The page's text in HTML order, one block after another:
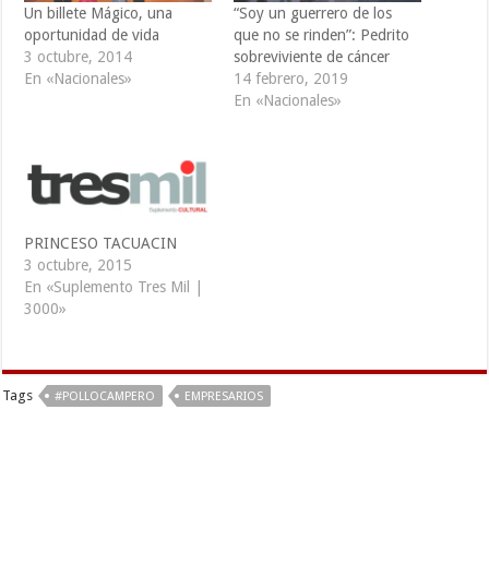
Un billete Mágico, una
oportunidad de vida
3 octubre, 2014
En «Nacionales»
“Soy un guerrero de los
que no se rinden”: Pedrito
sobreviviente de cáncer
14 febrero, 2019
En «Nacionales»
PRINCESO TACUACIN
3 octubre, 2015
En «Suplemento Tres Mil |
3000»
Tags #POLLOCAMPERO EMPRESARIOS